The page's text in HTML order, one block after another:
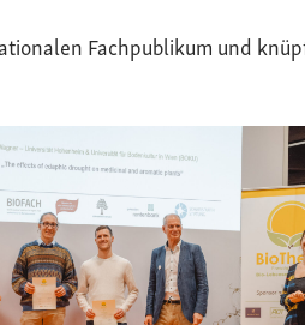
Fachpublikum und